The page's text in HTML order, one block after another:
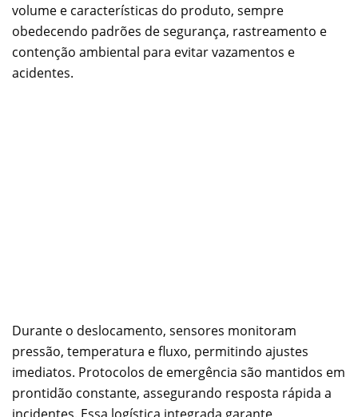
volume e características do produto, sempre
obedecendo padrões de segurança, rastreamento e
contenção ambiental para evitar vazamentos e
acidentes.
Durante o deslocamento, sensores monitoram
pressão, temperatura e fluxo, permitindo ajustes
imediatos. Protocolos de emergência são mantidos em
prontidão constante, assegurando resposta rápida a